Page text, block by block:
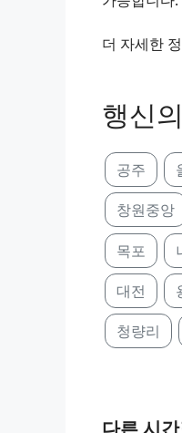
더 자세한
행신
공주
창원중앙
목포
대전
청량리
다른 시